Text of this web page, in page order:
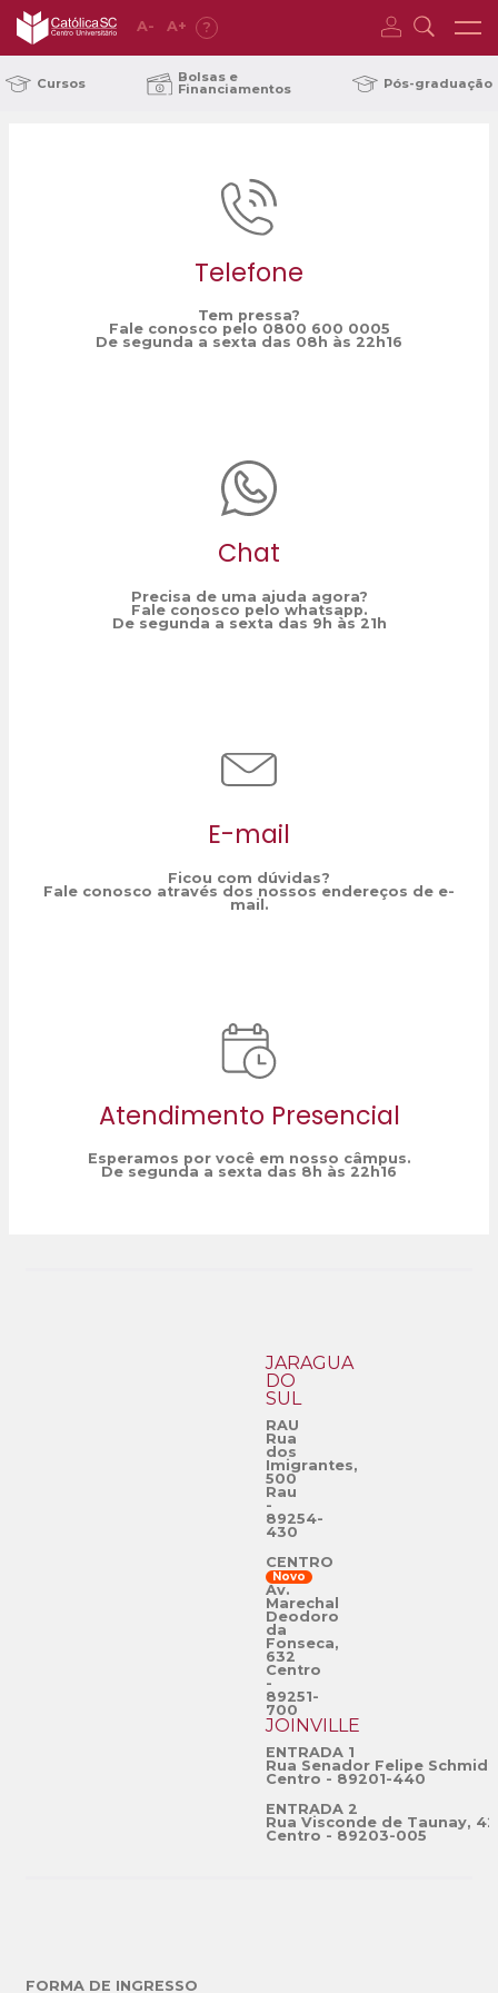
A- A+ ?
Cursos Bolsas e
Financiamentos Pós-graduação
Telefone
Tem pressa?
Fale conosco pelo 0800 600 0005
De segunda a sexta das 08h às 22h16
Chat
Precisa de uma ajuda agora?
Fale conosco pelo whatsapp.
De segunda a sexta das 9h às 21h
E-mail
Ficou com dúvidas?
Fale conosco através dos nossos endereços de e-
mail.
Atendimento Presencial
Esperamos por você em nosso câmpus.
De segunda a sexta das 8h às 22h16
JARAGUÁ
DO
SUL
RAU
Rua
dos
Imigrantes,
500
Rau
-
89254-
430
CENTRO
Novo
Av.
Marechal
Deodoro
da
Fonseca,
632
Centro
-
89251-
700
JOINVILLE
ENTRADA 1
Rua Senador Felipe
Centro - 89201-440
ENTRADA 2
Rua Visconde de Taunay,
Centro - 89203-005
FORMA DE INGRESSO